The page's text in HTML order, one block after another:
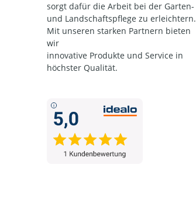
sorgt dafür die Arbeit bei der Garten-
und Landschaftspflege zu erleichtern.
Mit unseren starken Partnern bieten
wir
innovative Produkte und Service in
höchster Qualität.